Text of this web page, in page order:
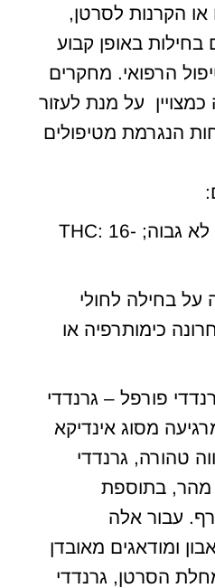
או הקרנות לסרטן,
בחילות באופן קבוע
הרפואי. מחקרים
כמצויין על מנת לעזור
הנגרמת מטיפולים
CBD: לא ידוע, אבל לא גבוה; THC: 16-
על בחילה לחולי
כימותרפיה או
פורפל – גרנדדי
מסוג אינדיקא
טהורה, גרנדדי
בתוספת
עבור אלה
ומודאגים מאובדן
הסרטן, גרנדדי